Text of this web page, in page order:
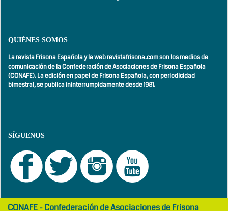
QUIÉNES SOMOS
La revista Frisona Española y la web revistafrisona.com son los medios de
comunicación de la Confederación de Asociaciones de Frisona Española
(CONAFE). La edición en papel de Frisona Española, conperiodicidad
bimestral,se publica ininterrumpidamente desde 1981.
SÍGUENOS
girls
maltepe
CONAFE - Confederación de Asociaciones de Frisona